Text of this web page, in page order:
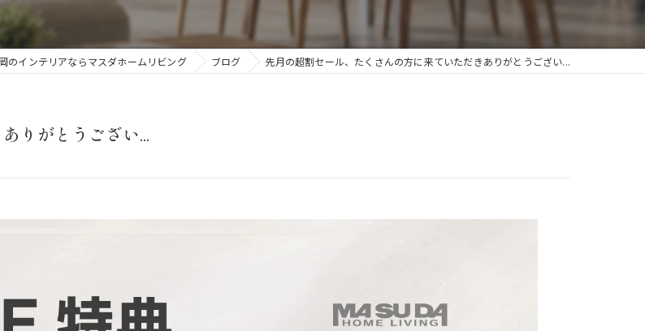
のインテリアならマスダホームリビング ブログ 先月の超割セール、たくさんの方に来ていただきありがとうござい...
りがとうござい...